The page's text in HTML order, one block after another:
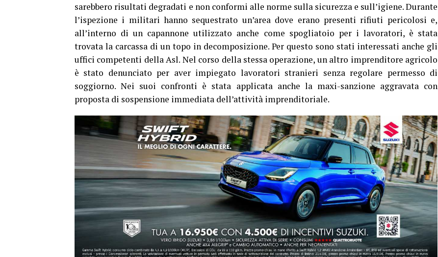
sarebbero risultati degradati e non conformi alle norme sulla sicurezza e sull’igiene. Durante
l’ispezione i militari hanno sequestrato un’area dove erano presenti rifiuti pericolosi e,
all’interno di un capannone utilizzato anche come spogliatoio per i lavoratori, è stata
trovata la carcassa di un topo in decomposizione. Per questo sono stati interessati anche gli
uffici competenti della Asl. Nel corso della stessa operazione, un altro imprenditore agricolo
è stato denunciato per aver impiegato lavoratori stranieri senza regolare permesso di
soggiorno. Nei suoi confronti è stata applicata anche la maxi-sanzione aggravata con
proposta di sospensione immediata dell’attività imprenditoriale.